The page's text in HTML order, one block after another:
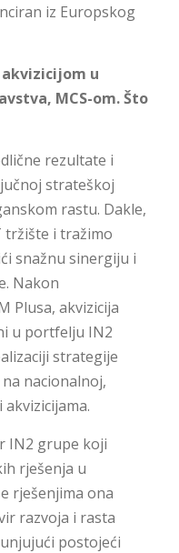
iz Europskog
akvizicijom u
MCS-om. Što
rezultate i
strateškoj
rastu. Dakle,
tržište i tražimo
snažnu sinergiju i
Nakon
Plusa, akvizicija
u portfelju IN2
strategije
nacionalnoj,
IN2 grupe koji
rješenja u
rješenjima ona
razvoja i rasta
postojeći